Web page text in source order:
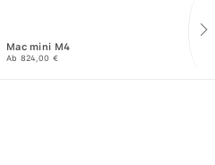
Mac mini M4
Ab 824,00 €